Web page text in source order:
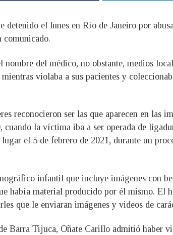
detenido el lunes en Río de Janeiro por
nombre del médico, no obstante, medios
violaba a sus pacientes y
reconocieron ser las que aparecen en las
la víctima iba a ser operada de
el 5 de febrero de 2021, durante un
infantil que incluye imágenes con
había material producido por él mismo. El
que le enviaran imágenes y videos de
Barra Tijuca, Oñate Carillo admitió haber